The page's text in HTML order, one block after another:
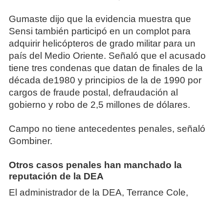
Gumaste dijo que la evidencia muestra que
Sensi también participó en un complot para
adquirir helicópteros de grado militar para un
país del Medio Oriente. Señaló que el acusado
tiene tres condenas que datan de finales de la
década de1980 y principios de la de 1990 por
cargos de fraude postal, defraudación al
gobierno y robo de 2,5 millones de dólares.
Campo no tiene antecedentes penales, señaló
Gombiner.
Otros casos penales han manchado la
reputación de la DEA
El administrador de la DEA, Terrance Cole,